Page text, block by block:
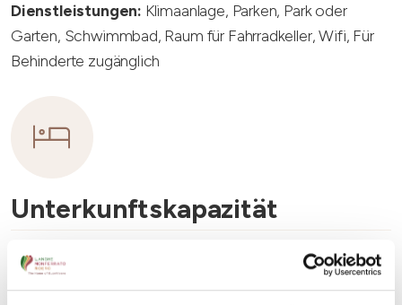
Dienstleistungen: Klimaanlage, Parken, Park oder
Garten, Schwimmbad, Raum für Fahrradkeller, Wifi, Für
Behinderte zugänglich
Unterkunftskapazität
Rooms number:
Anzahl Badezimmer:6